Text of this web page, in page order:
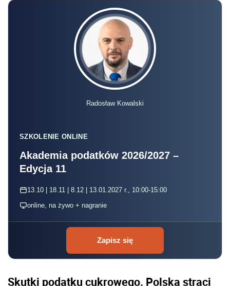
Radosław Kowalski
SZKOLENIE ONLINE
Akademia podatków 2026/2027 –
Edycja 11
13.10 | 18.11 | 8.12 | 13.01.2027 r., 10:00-15:00
online, na żywo + nagranie
Zapisz się
Skutki podatku cukrowego. Polska straci